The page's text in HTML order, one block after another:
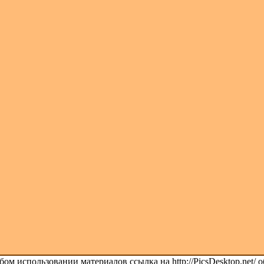
использовании материалов ссылка на http://PicsDesktop.net/